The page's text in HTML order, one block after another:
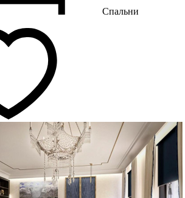
Спальни